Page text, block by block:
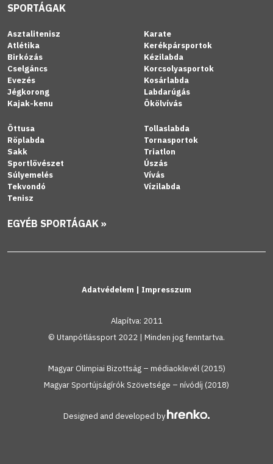
SPORTÁGAK
Asztalitenisz
Atlétika
Birkózás
Cselgáncs
Evezés
Jégkorong
Kajak-kenu
Karate
Kerékpársportok
Kézilabda
Korcsolyasportok
Kosárlabda
Labdarúgás
Ökölvívás
Öttusa
Röplabda
Sakk
Sportlövészet
Súlyemelés
Tekvondó
Tenisz
Tollaslabda
Tornasportok
Triatlon
Úszás
Vívás
Vízilabda
EGYÉB SPORTÁGAK »
Adatvédelem | Impresszum
Alapítva: 2011
© Utanpótlássport 2022 | Minden jog fenntartva.
Magyar Olimpiai Bizottság – médiaoklevél (2015)
Magyar Sportújságírók Szövetsége – nívódíj (2018)
Designed and developed by